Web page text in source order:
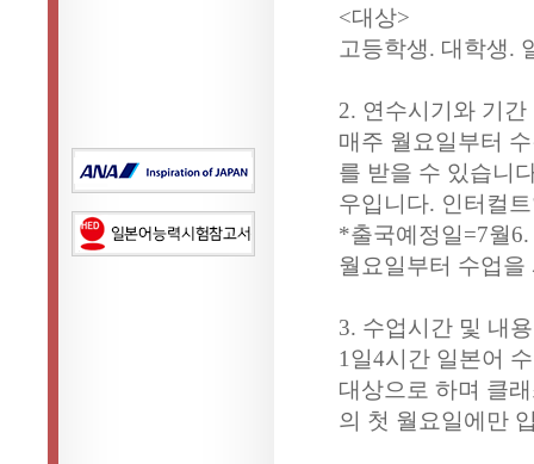
<대상>
고등학생. 대학생.
2. 연수시기와 기간
매주 월요일부터
를 받을 수 있습니
우입니다. 인터컬
*출국예정일=7월6.
월요일부터 수업을
3. 수업시간 및 내용
1일4시간 일본어
대상으로 하며 클
의 첫 월요일에만